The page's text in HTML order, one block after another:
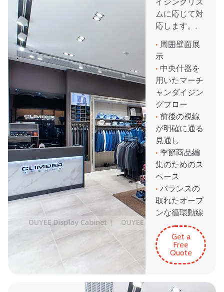
イジングリズ
ムに応じて対
応します。.
• 周囲壁面展
示
• 中央什器を
用いたマーチ
ャンダイジン
グフロー
• 前後の視線
が明確に通る
見通し
• 季節商品編
集のためのス
ペース
• バランスの
取れたオープ
ンな循環動線
Get a
Free
Quote